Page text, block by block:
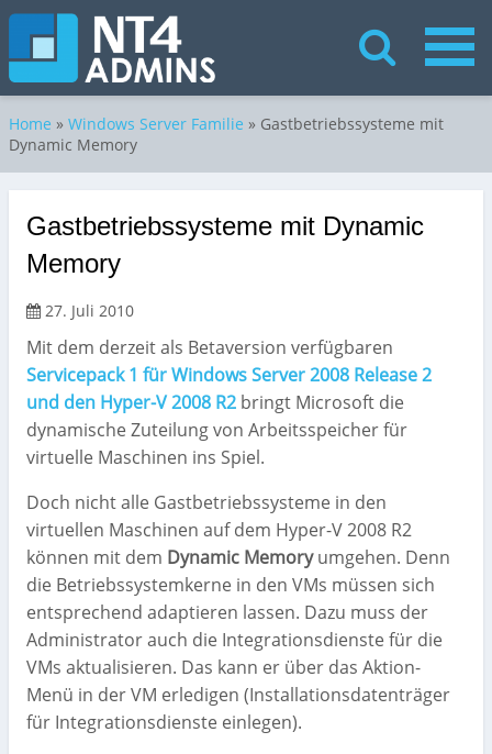
Home » Windows Server Familie » Gastbetriebssysteme mit
Dynamic Memory
Gastbetriebssysteme mit Dynamic
Memory
27. Juli 2010
Mit dem derzeit als Betaversion verfügbaren
Servicepack 1 für Windows Server 2008 Release 2
und den Hyper-V 2008 R2 bringt Microsoft die
dynamische Zuteilung von Arbeitsspeicher für
virtuelle Maschinen ins Spiel.
Doch nicht alle Gastbetriebssysteme in den
virtuellen Maschinen auf dem Hyper-V 2008 R2
können mit dem Dynamic Memoryumgehen. Denn
die Betriebssystemkerne in den VMs müssen sich
entsprechend adaptieren lassen. Dazu muss der
Administrator auch die Integrationsdienste für die
VMs aktualisieren. Das kann er über das Aktion-
Menü in der VM erledigen (Installationsdatenträger
für Integrationsdienste einlegen).